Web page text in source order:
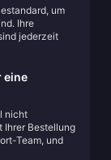
um
Ihre
jederzeit
eine
nicht
Ihrer Bestellung
Team, und